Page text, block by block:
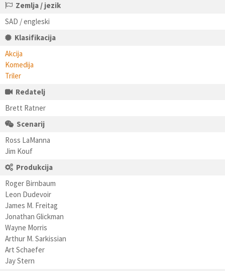
Zemlja / jezik
SAD / engleski
Klasifikacija
Akcija
Komedija
Triler
Redatelj
Brett Ratner
Scenarij
Ross LaManna
Jim Kouf
Produkcija
Roger Birnbaum
Leon Dudevoir
James M. Freitag
Jonathan Glickman
Wayne Morris
Arthur M. Sarkissian
Art Schaefer
Jay Stern